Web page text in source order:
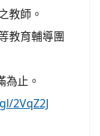
教師。
教育輔導團
為止。
2VqZ2J